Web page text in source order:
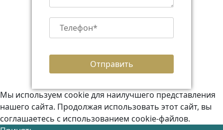
Мы используем cookie для наилучшего представления
нашего сайта. Продолжая использовать этот сайт, вы
соглашаетесь с использованием cookie-файлов.